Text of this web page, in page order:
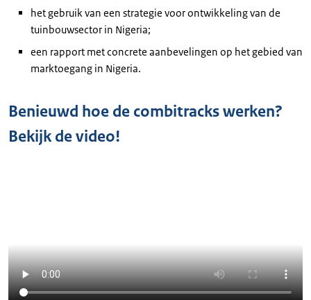
het gebruik van een strategie voor ontwikkeling van de
tuinbouwsector in Nigeria;
een rapport met concrete aanbevelingen op het gebied van
marktoegang in Nigeria.
Benieuwd hoe de combitracks werken?
Bekijk de video!